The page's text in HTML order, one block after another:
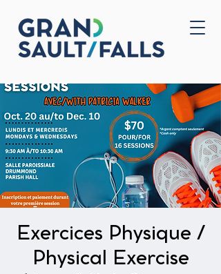
Home
Exercices Physique /
Physical Exercise